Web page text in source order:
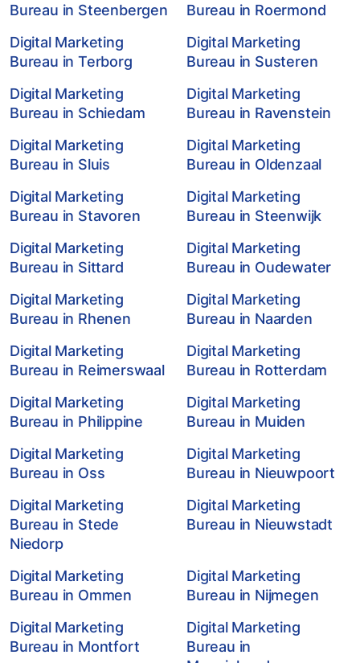
Bureau in Steenbergen
Bureau in Roermond
Digital Marketing
Bureau in Terborg
Digital Marketing
Bureau in Susteren
Digital Marketing
Bureau in Schiedam
Digital Marketing
Bureau in Ravenstein
Digital Marketing
Bureau in Sluis
Digital Marketing
Bureau in Oldenzaal
Digital Marketing
Bureau in Stavoren
Digital Marketing
Bureau in Steenwijk
Digital Marketing
Bureau in Sittard
Digital Marketing
Bureau in Oudewater
Digital Marketing
Bureau in Rhenen
Digital Marketing
Bureau in Naarden
Digital Marketing
Bureau in Reimerswaal
Digital Marketing
Bureau in Rotterdam
Digital Marketing
Bureau in Philippine
Digital Marketing
Bureau in Muiden
Digital Marketing
Bureau in Oss
Digital Marketing
Bureau in Nieuwpoort
Digital Marketing
Bureau in Stede
Niedorp
Digital Marketing
Bureau in Nieuwstadt
Digital Marketing
Bureau in Ommen
Digital Marketing
Bureau in Nijmegen
Digital Marketing
Bureau in Montfort
Digital Marketing
Bureau in